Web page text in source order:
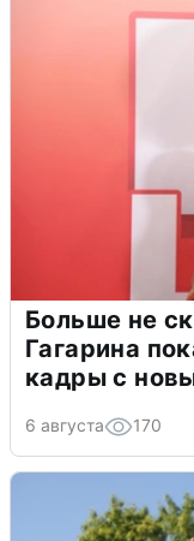
Больше не
Гагарина
кадры с
6 августа 170